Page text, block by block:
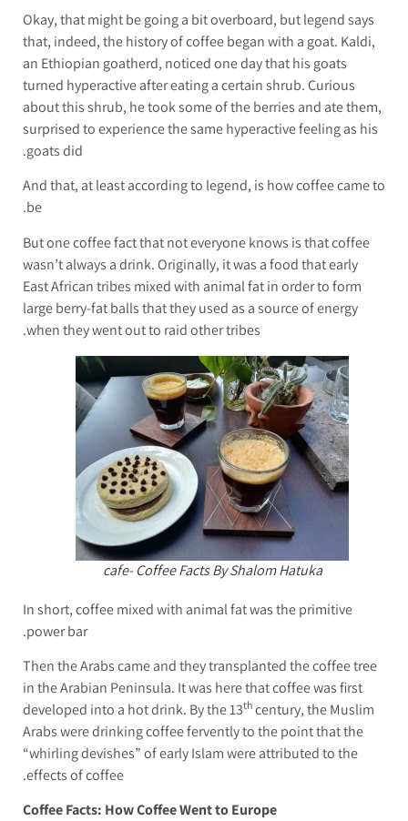
Okay, that might be going a bit overboard, but legend says
that, indeed, the history of coffee began with a goat. Kaldi,
an Ethiopian goatherd, noticed one day that his goats
turned hyperactive after eating a certain shrub. Curious
about this shrub, he took some of the berries and ate them,
surprised to experience the same hyperactive feeling as his
goats did.
And that, at least according to legend, is how coffee came to
be.
But one coffee fact that not everyone knows is that coffee
wasn’t always a drink. Originally, it was a food that early
East African tribes mixed with animal fat in order to form
large berry-fat balls that they used as a source of energy
when they went out to raid other tribes.
cafe- Coffee Facts By Shalom Hatuka
In short, coffee mixed with animal fat was the primitive
power bar.
Then the Arabs came and they transplanted the coffee tree
in the Arabian Peninsula. It was here that coffee was first
developed into a hot drink. By the 13th century, the Muslim
Arabs were drinking coffee fervently to the point that the
“whirling devishes” of early Islam were attributed to the
effects of coffee.
Coffee Facts: How Coffee Went to Europe